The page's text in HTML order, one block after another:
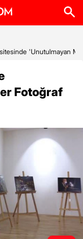
'Unutulmayan
Fotoğraf